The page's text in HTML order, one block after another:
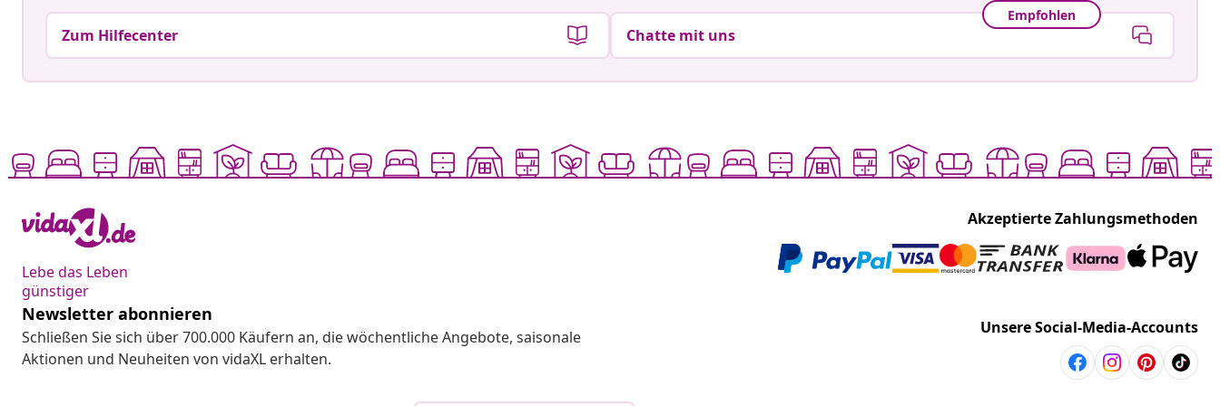
Zum Hilfecenter
Empfohlen
Chatte mit uns
Lebe das Leben
günstiger
Akzeptierte Zahlungsmethoden
Newsletter abonnieren
Schließen Sie sich über 700.000 Käufern an, die wöchentliche Angebote, saisonale
Aktionen und Neuheiten von vidaXL erhalten.
Unsere Social-Media-Accounts